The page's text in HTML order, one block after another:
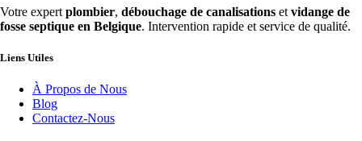
Votre expert plombier, débouchage de canalisations et vidange de
fosse septique en Belgique. Intervention rapide et service de qualité.
Liens Utiles
À Propos de Nous
Blog
Contactez-Nous